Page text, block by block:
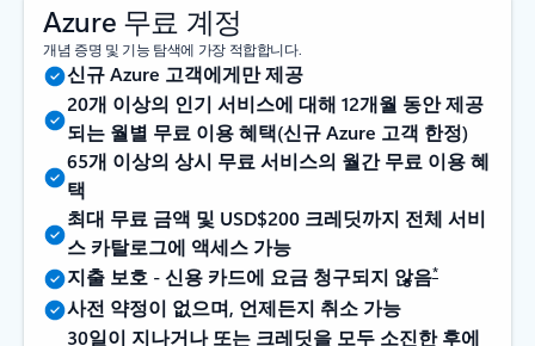
Azure 무료 계정
개념 증명 및 기능 탐색에 가장 적합합니다.
신규 Azure 고객에게만 제공
20개 이상의 인기 서비스에 대해 12개월 동안 제공
되는 월별 무료 이용 혜택(신규 Azure 고객 한정)
65개 이상의 상시 무료 서비스의 월간 무료 이용 혜
택
최대 무료 금액 및 USD$200 크레딧까지 전체 서비
스 카탈로그에 액세스 가능
지출 보호 - 신용 카드에 요금 청구되지 않음*
사전 약정이 없으며, 언제든지 취소 가능
30일이 지나거나 또는 크레딧을 모두 소진한 후에